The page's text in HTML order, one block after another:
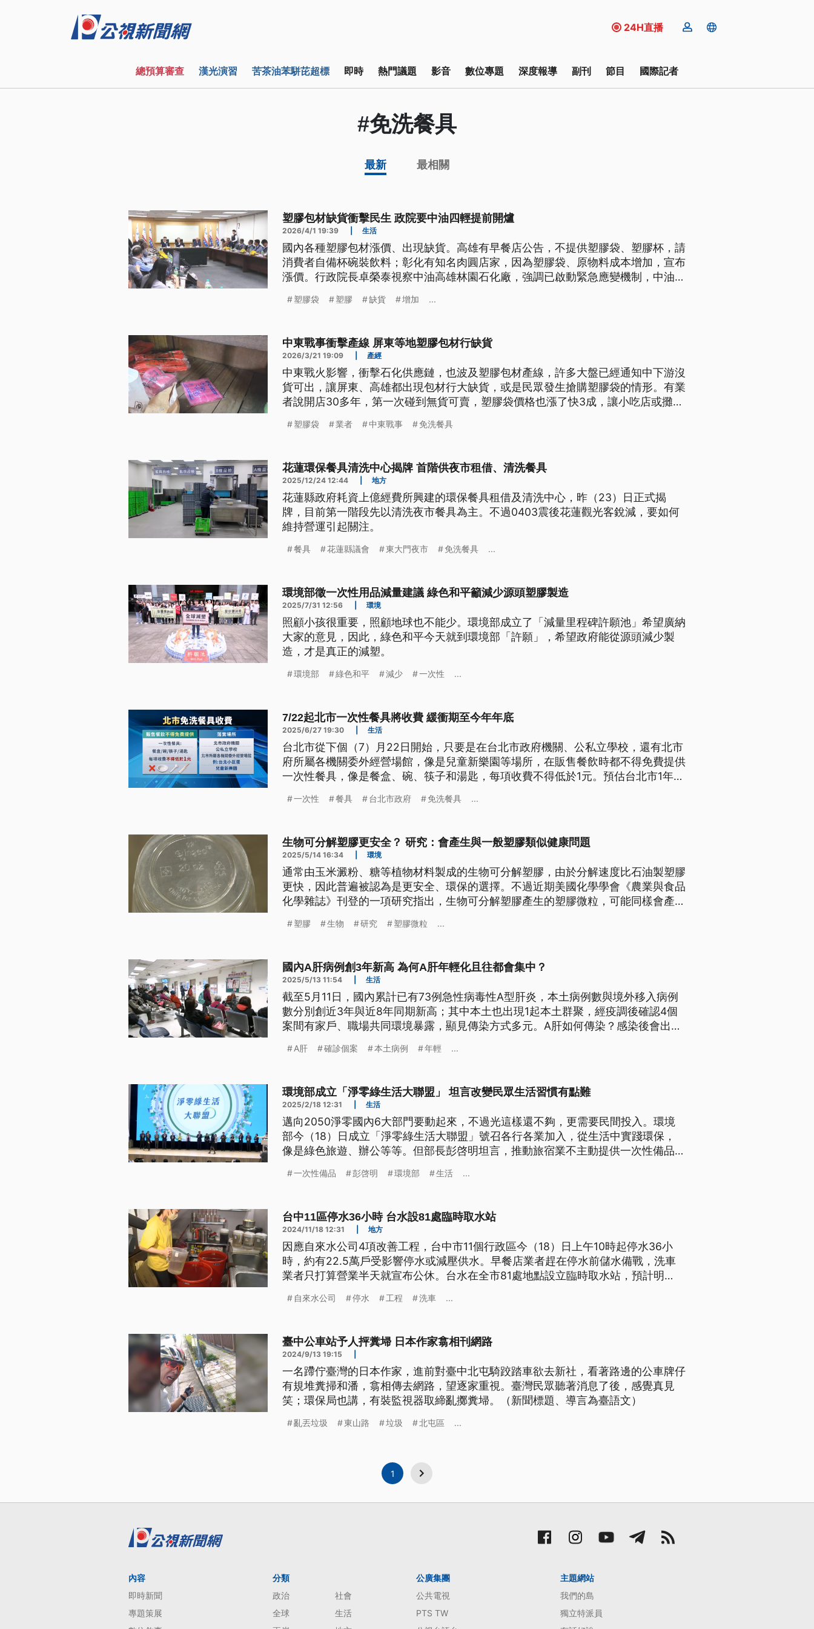
24H直播
總預算審查 漢光演習 苦茶油苯駢芘超標 即時 熱門議題 影音 數位專題 深度報導 副刊 節目 國際記者
#免洗餐具
最新 最相關
塑膠包材缺貨衝擊民生 政院要中油四輕提前開爐
2026/4/1 19:39 生活
國內各種塑膠包材漲價、出現缺貨。高雄有早餐店公告，不提供塑膠袋、塑膠杯，請
消費者自備杯碗裝飲料；彰化有知名肉圓店家，因為塑膠袋、原物料成本增加，宣布
漲價。行政院長卓榮泰視察中油高雄林園石化廠，強調已啟動緊急應變機制，中油四
塑膠袋 塑膠 缺貨 增加 ...
中東戰事衝擊產線 屏東等地塑膠包材行缺貨
2026/3/21 19:09 產經
中東戰火影響，衝擊石化供應鏈，也波及塑膠包材產線，許多大盤已經通知中下游沒
貨可出，讓屏東、高雄都出現包材行大缺貨，或是民眾發生搶購塑膠袋的情形。有業
者說開店30多年，第一次碰到無貨可賣，塑膠袋價格也漲了快3成，讓小吃店或攤販
塑膠袋 業者 中東戰事 免洗餐具
花蓮環保餐具清洗中心揭牌 首階供夜市租借、清洗餐具
2025/12/24 12:44 地方
花蓮縣政府耗資上億經費所興建的環保餐具租借及清洗中心，昨（23）日正式揭
牌，目前第一階段先以清洗夜市餐具為主。不過0403震後花蓮觀光客銳減，要如何
維持營運引起關注。
餐具 花蓮縣議會 東大門夜市 免洗餐具 ...
環境部徵一次性用品減量建議 綠色和平籲減少源頭塑膠製造
2025/7/31 12:56 環境
照顧小孩很重要，照顧地球也不能少。環境部成立了「減量里程碑許願池」希望廣納
大家的意見，因此，綠色和平今天就到環境部「許願」，希望政府能從源頭減少製
造，才是真正的減塑。
環境部 綠色和平 減少 一次性 ...
7/22起北市一次性餐具將收費 緩衝期至今年年底
2025/6/27 19:30 生活
台北市從下個（7）月22日開始，只要是在台北市政府機關、公私立學校，還有北市
府所屬各機關委外經營場館，像是兒童新樂園等場所，在販售餐飲時都不得免費提供
一次性餐具，像是餐盒、碗、筷子和湯匙，每項收費不得低於1元。預估台北市1年大
一次性 餐具 台北市政府 免洗餐具 ...
生物可分解塑膠更安全？ 研究：會產生與一般塑膠類似健康問題
2025/5/14 16:34 環境
通常由玉米澱粉、糖等植物材料製成的生物可分解塑膠，由於分解速度比石油製塑膠
更快，因此普遍被認為是更安全、環保的選擇。不過近期美國化學學會《農業與食品
化學雜誌》刊登的一項研究指出，生物可分解塑膠產生的塑膠微粒，可能同樣會產生
塑膠 生物 研究 塑膠微粒 ...
國內A肝病例創3年新高 為何A肝年輕化且往都會集中？
2025/5/13 11:54 生活
截至5月11日，國內累計已有73例急性病毒性A型肝炎，本土病例數與境外移入病例
數分別創近3年與近8年同期新高；其中本土也出現1起本土群聚，經疫調後確認4個
案間有家戶、職場共同環境暴露，顯見傳染方式多元。A肝如何傳染？感染後會出現
A肝 確診個案 本土病例 年輕 ...
環境部成立「淨零綠生活大聯盟」 坦言改變民眾生活習慣有點難
2025/2/18 12:31 生活
邁向2050淨零國內6大部門要動起來，不過光這樣還不夠，更需要民間投入。環境
部今（18）日成立「淨零綠生活大聯盟」號召各行各業加入，從生活中實踐環保，
像是綠色旅遊、辦公等等。但部長彭啓明坦言，推動旅宿業不主動提供一次性備品還
一次性備品 彭啓明 環境部 生活 ...
台中11區停水36小時 台水設81處臨時取水站
2024/11/18 12:31 地方
因應自來水公司4項改善工程，台中市11個行政區今（18）日上午10時起停水36小
時，約有22.5萬戶受影響停水或減壓供水。早餐店業者趕在停水前儲水備戰，洗車
業者只打算營業半天就宣布公休。台水在全市81處地點設立臨時取水站，預計明
自來水公司 停水 工程 洗車 ...
臺中公車站予人抨糞埽 日本作家翕相刊網路
2024/9/13 19:15
一名蹛佇臺灣的日本作家，進前對臺中北屯騎跤踏車欲去新社，看著路邊的公車牌仔
有規堆糞掃和潘，翕相傳去網路，望逐家重視。臺灣民眾聽著消息了後，感覺真見
笑；環保局也講，有裝監視器取締亂擲糞埽。（新聞標題、導言為臺語文）
亂丟垃圾 東山路 垃圾 北屯區 ...
1
內容
即時新聞
專題策展
分類
政治
社會
全球
生活
公廣集團
公共電視
PTS TW
主題網站
我們的島
獨立特派員